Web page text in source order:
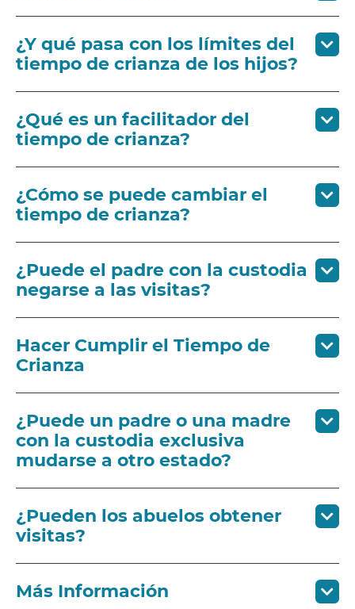
¿Y qué pasa con los límites del
tiempo de crianza de los hijos?
¿Qué es un facilitador del
tiempo de crianza?
¿Cómo se puede cambiar el
tiempo de crianza?
¿Puede el padre con la custodia
negarse a las visitas?
Hacer Cumplir el Tiempo de
Crianza
¿Puede un padre o una madre
con la custodia exclusiva
mudarse a otro estado?
¿Pueden los abuelos obtener
visitas?
Más Información